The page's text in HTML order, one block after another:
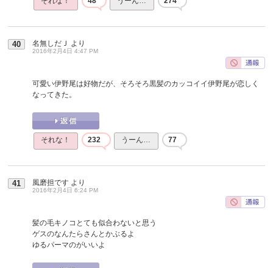
40 名無しだＪ より
2016年2月4日 4:47 PM
可愛い伊野尾は好物だが、そろそろ黒髪のカッコイイ伊野尾が恋しく
なってきた。
それな！ 232 うーん… 77
41 風磨担です より
2016年2月4日 6:24 PM
髪の毛キノコとても似合わないと思う
ゲスのなんたらさんとかぶるよ
ゆるパーマのがいいよ